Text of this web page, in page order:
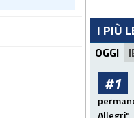
I PIÙ
OGGI
#1
Allegri"